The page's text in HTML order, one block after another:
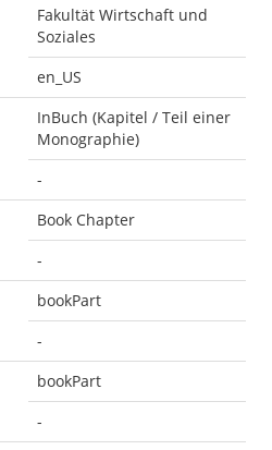
Fakultät Wirtschaft und
Soziales
en_US
InBuch (Kapitel / Teil einer
Monographie)
-
Book Chapter
-
bookPart
-
bookPart
-